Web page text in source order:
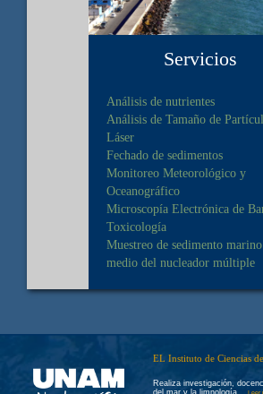
Servicios
Análisis de nutrientes
Análisis de Tamaño de
Láser
Fechado de sedimentos
Monitoreo Meteorológico y
Oceanográfico
Microscopía Electrónica de
Toxicología
Muestreo de sedimento
medio del nucleador múltiple
EL Instituto de Ciencias
Realiza investigación,
del mar y la limnología…